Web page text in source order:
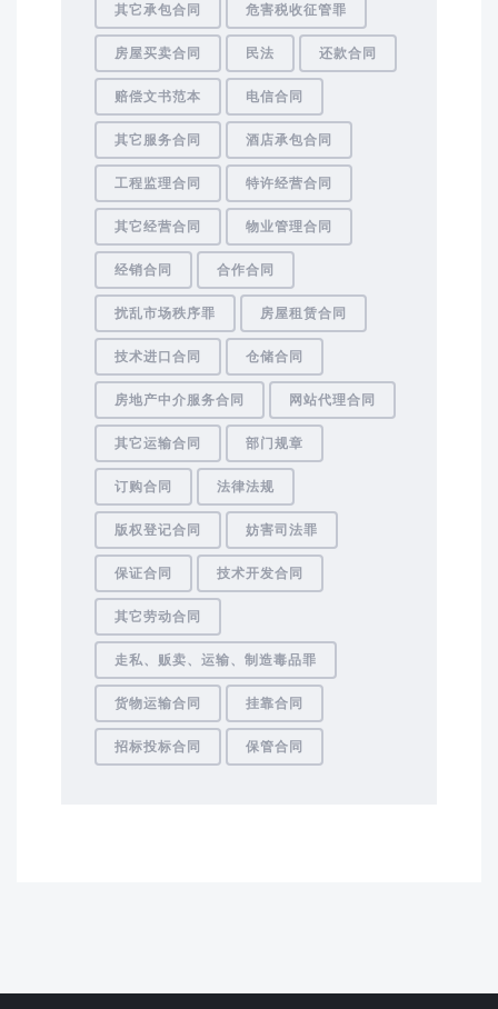
其它承包合同 危害税收征管罪
房屋买卖合同 民法 还款合同
赔偿文书范本 电信合同
其它服务合同 酒店承包合同
工程监理合同 特许经营合同
其它经营合同 物业管理合同
经销合同 合作合同
扰乱市场秩序罪 房屋租赁合同
技术进口合同 仓储合同
房地产中介服务合同 网站代理合同
其它运输合同 部门规章
订购合同 法律法规
版权登记合同 妨害司法罪
保证合同 技术开发合同
其它劳动合同
走私、贩卖、运输、制造毒品罪
货物运输合同 挂靠合同
招标投标合同 保管合同